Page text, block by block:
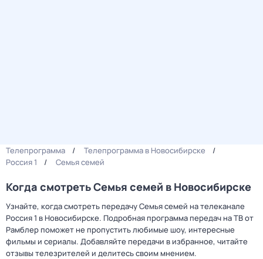
Телепрограмма
Телепрограмма в Новосибирске
Россия 1
Семья семей
Когда смотреть Семья семей в Новосибирске
Узнайте, когда смотреть передачу Семья семей на телеканале
Россия 1 в Новосибирске. Подробная программа передач на ТВ от
Рамблер поможет не пропустить любимые шоу, интересные
фильмы и сериалы. Добавляйте передачи в избранное, читайте
отзывы телезрителей и делитесь своим мнением.